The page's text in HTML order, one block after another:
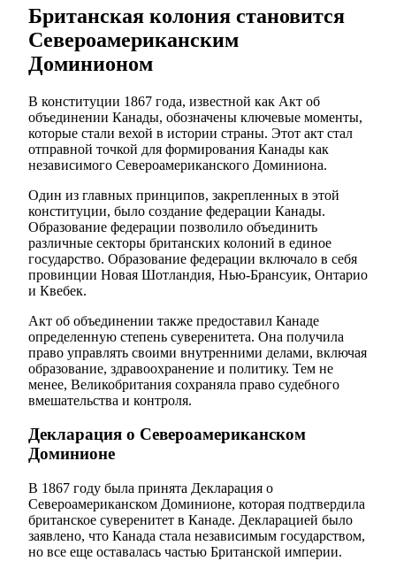
Британская колония становится
Североамериканским
Доминионом
В конституции 1867 года, известной как Акт об
объединении Канады, обозначены ключевые моменты,
которые стали вехой в истории страны. Этот акт стал
отправной точкой для формирования Канады как
независимого Североамериканского Доминиона.
Один из главных принципов, закрепленных в этой
конституции, было создание федерации Канады.
Образование федерации позволило объединить
различные секторы британских колоний в единое
государство. Образование федерации включало в себя
провинции Новая Шотландия, Нью-Брансуик, Онтарио
и Квебек.
Акт об объединении также предоставил Канаде
определенную степень суверенитета. Она получила
право управлять своими внутренними делами, включая
образование, здравоохранение и политику. Тем не
менее, Великобритания сохраняла право судебного
вмешательства и контроля.
Декларация о Североамериканском
Доминионе
В 1867 году была принята Декларация о
Североамериканском Доминионе, которая подтвердила
британское суверенитет в Канаде. Декларацией было
заявлено, что Канада стала независимым государством,
но все еще оставалась частью Британской империи.